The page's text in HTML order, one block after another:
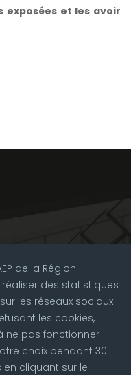
exposées et les avoir
mardi et jeudi 13:30
de la Région
des statistiques
les réseaux sociaux
les cookies,
ne pas fonctionner
choix pendant 30
cliquant sur le